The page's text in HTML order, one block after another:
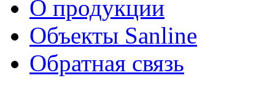
О продукции
Объекты Sanline
Обратная связь